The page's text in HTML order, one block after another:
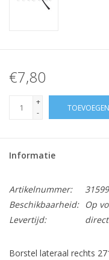
€7,80
+
-
Informatie
Artikelnummer:
Beschikbaarheid:
Op
Levertijd:
Borstel lateraal rechts